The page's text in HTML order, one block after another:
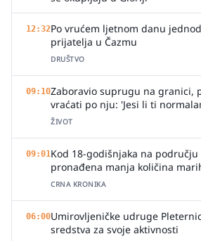
12:32Po vrućem ljetnom danu
prijatelja u Čazmu
DRUŠTVO
09:10Zaboravio suprugu na granici,
vraćati po nju: 'Jesi li ti
ŽIVOT
09:01Kod 18-godišnjaka na području
pronađena manja količina
CRNA KRONIKA
06:00Umirovljeničke udruge
sredstva za svoje aktivnosti